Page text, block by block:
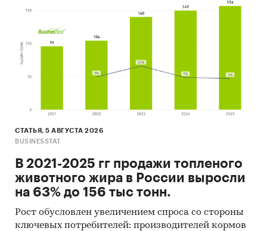
СТАТЬЯ, 5 АВГУСТА 2026
BUSINESSTAT
В 2021-2025 гг продажи топленого
животного жира в России выросли
на 63% до 156 тыс тонн.
Рост обусловлен увеличением спроса со стороны
ключевых потребителей: производителей кормов